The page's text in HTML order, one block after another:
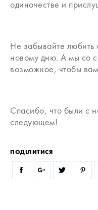
одиночестве и
Не забывайте любить
новому дню. А мы со
возможное, чтобы
Спасибо, что были с
следующем!
ПОДІЛИТИСЯ